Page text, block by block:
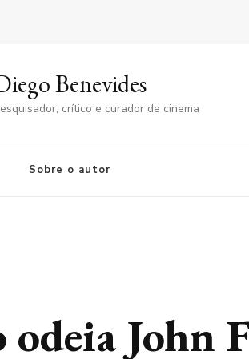
Benevides
crítico e curador de cinema
Sobre o autor
John